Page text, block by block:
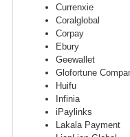
Currenxie
Coralglobal
Corpay
Ebury
Geewallet
Glofortune
Huifu
Infinia
iPaylinks
Lakala Payment